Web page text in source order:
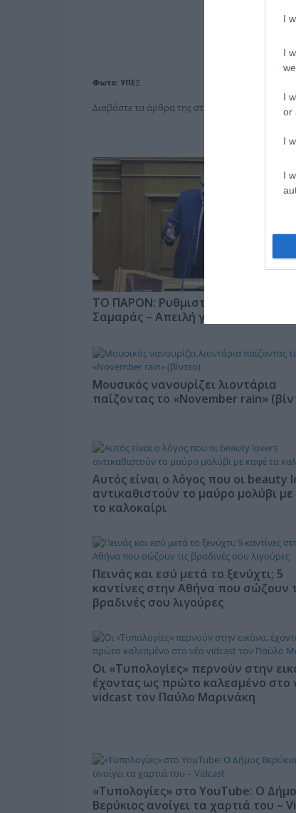
I
I
I
or
I
I
Φωτο: ΥΠΕΞ
Διαβάστε τα άρθρα της στήλης “ΥΠΟΥΡΓΕΙΟ
ΤΟ ΠΑΡΟΝ: Ρυθμιστής ο Αντώνης
Σαμαράς – Απειλή για ΝΔ
Μουσικός νανουρίζει λιοντάρια
παίζοντας το «November rain»
Αυτός είναι ο λόγος που οι beauty
αντικαθιστούν το μαύρο μολύβι
το καλοκαίρι
Πεινάς και εσύ μετά το ξενύχτι; 5
καντίνες στην Αθήνα που σώζουν
βραδινές σου λιγούρες
Οι «Τυπολογίες» περνούν στην
έχοντας ως πρώτο καλεσμένο στο
vidcast τον Παύλο Μαρινάκη
«Τυπολογίες» στο YouTube: Ο
Βερύκιος ανοίγει τα χαρτιά του –